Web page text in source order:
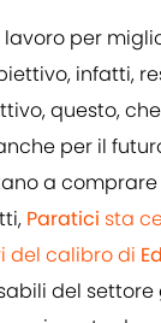
lavoro per
infatti,
questo,
per il
a
Paratici sta
del calibro di
del